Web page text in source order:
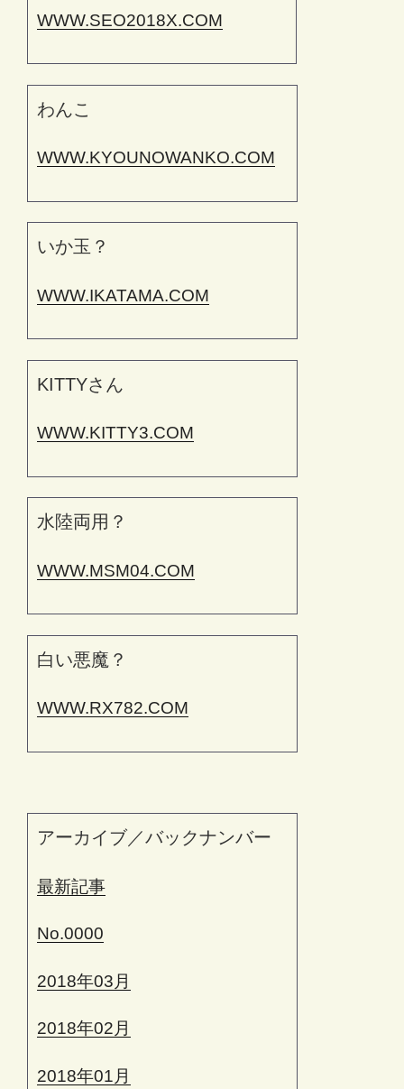
WWW.SEO2018X.COM
わんこ
WWW.KYOUNOWANKO.COM
いか玉？
WWW.IKATAMA.COM
KITTYさん
WWW.KITTY3.COM
水陸両用？
WWW.MSM04.COM
白い悪魔？
WWW.RX782.COM
アーカイブ／バックナンバー
最新記事
No.0000
2018年03月
2018年02月
2018年01月